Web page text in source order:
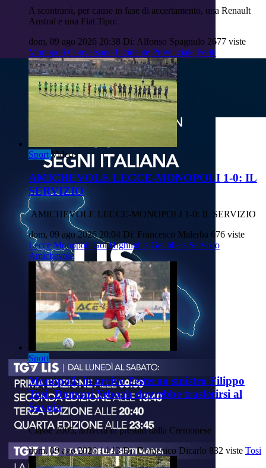
A scontrarsi, per cause in fase di accertamento, una Renault
Austral e una Fiat Tipo:
dom, 09 ago 2026 20:38 Di: Alfonso Spagnulo 2677 viste
Monopoli Conversano Incidente Provinciale Feriti
Sport Video
AMICHEVOLE LECCE-MONOPOLI 1-0: IL
SERVIZIO
AMICHEVOLE LECCE-MONOPOLI 1-0: IL SERVIZIO
dom, 09 ago 2026 20:04 Di: Francesco Malerba 676 viste
Lecce Monopoli Gol Highlights Geubbels Servizio
Amichevole
Sport
Monopoli: in arrivo l'esterno sinistro Filippo
Tosi. Domani Yeboah dovrebbe trasferirsi al
Savoia
Classe 2005, arriverà in prestito dalla Cremonese
dom, 09 ago 2026 14:13 Di: Domenico Dicarlo 832 viste Tosi